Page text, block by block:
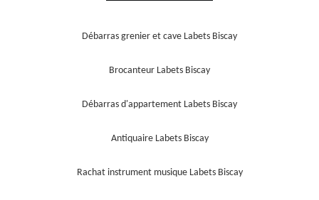
Débarras grenier et cave Labets Biscay
Brocanteur Labets Biscay
Débarras d'appartement Labets Biscay
Antiquaire Labets Biscay
Rachat instrument musique Labets Biscay